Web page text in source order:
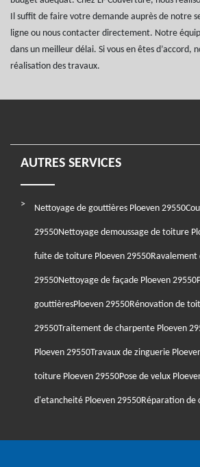
Il suffit de faire votre demande auprès de notre
ligne ou nous contacter directement. Notre
dans un meilleur délai. Si vous en êtes d’accord,
réalisation des travaux.
AUTRES SERVICES
Nettoyage de gouttières Ploeven 29550
29550Nettoyage demoussage de toiture
fuite de toiture Ploeven 29550Ravalement
29550Nettoyage de façade Ploeven 29550
gouttièresPloeven 29550Rénovation de
29550Traitement de charpente Ploeven
Ploeven 29550Travaux de zinguerie
toiture Ploeven 29550Pose de velux
d'etancheité Ploeven 29550Réparation de